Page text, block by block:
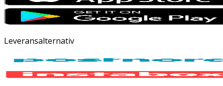
Leveransalternativ